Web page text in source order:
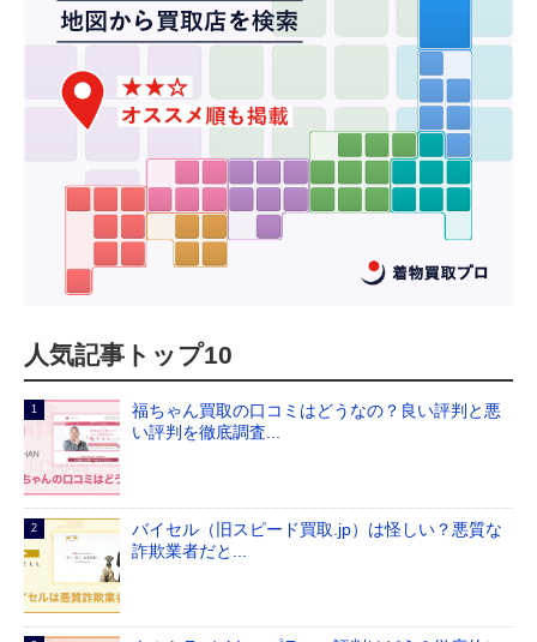
人気記事トップ10
福ちゃん買取の口コミはどうなの？良い評判と悪
い評判を徹底調査...
バイセル（旧スピード買取.jp）は怪しい？悪質な
詐欺業者だと...